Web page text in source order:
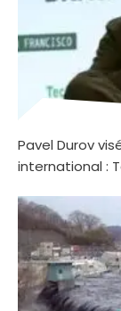
Pavel Durov
international :